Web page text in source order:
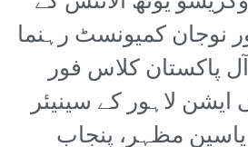
نوجان کمیونسٹ رہنما
پاکستان کلاس فور
لاہور کے سینیئر
مظہر، پنجاب